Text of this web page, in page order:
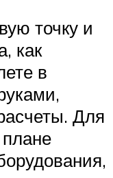
точку и
как
в
Для